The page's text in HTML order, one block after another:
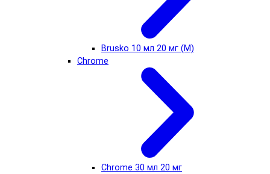
Brusko 10 мл 20 мг (М)
Chrome
Chrome 30 мл 20 мг